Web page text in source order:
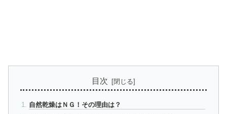
目次
自然乾燥はＮＧ！その理由は？